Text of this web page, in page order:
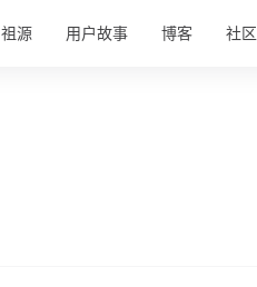
祖源 用户故事 博客 社区